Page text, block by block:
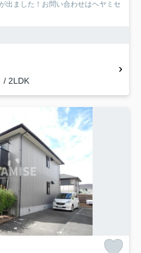
出ました！お問い合わせはヘヤミセ
/ 2LDK